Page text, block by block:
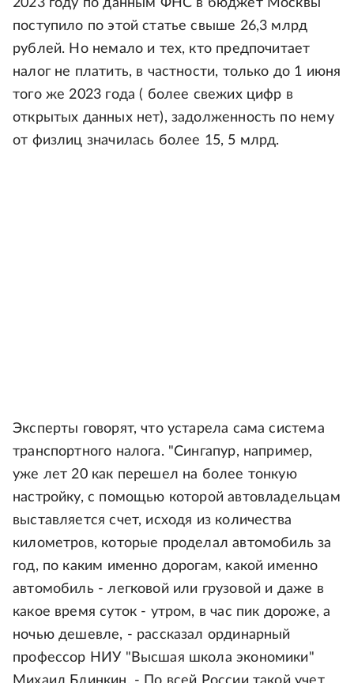
2023 году по данным ФНС в бюджет Москвы
поступило по этой статье свыше 26,3 млрд
рублей. Но немало и тех, кто предпочитает
налог не платить, в частности, только до 1 июня
того же 2023 года ( более свежих цифр в
открытых данных нет), задолженность по нему
от физлиц значилась более 15, 5 млрд.
Эксперты говорят, что устарела сама система
транспортного налога. "Сингапур, например,
уже лет 20 как перешел на более тонкую
настройку, с помощью которой автовладельцам
выставляется счет, исходя из количества
километров, которые проделал автомобиль за
год, по каким именно дорогам, какой именно
автомобиль - легковой или грузовой и даже в
какое время суток - утром, в час пик дороже, а
ночью дешевле, - рассказал ординарный
профессор НИУ "Высшая школа экономики"